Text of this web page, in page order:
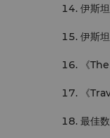
伊斯
伊斯
《
《
最佳